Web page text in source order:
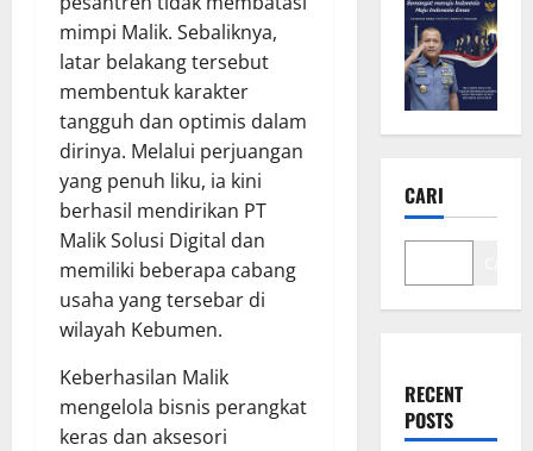
mimpi Malik. Sebaliknya,
latar belakang tersebut
membentuk karakter
tangguh dan optimis dalam
dirinya. Melalui perjuangan
yang penuh liku, ia kini
berhasil mendirikan PT
Malik Solusi Digital dan
memiliki beberapa cabang
usaha yang tersebar di
wilayah Kebumen.
Keberhasilan Malik
mengelola bisnis perangkat
keras dan aksesori
CARI
RECENT
POSTS